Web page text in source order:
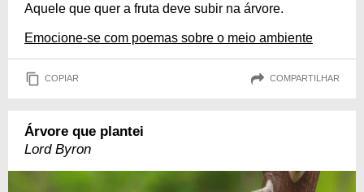
Aquele que quer a fruta deve subir na árvore.
Emocione-se com poemas sobre o meio ambiente
COPIAR COMPARTILHAR
Árvore que plantei
Lord Byron